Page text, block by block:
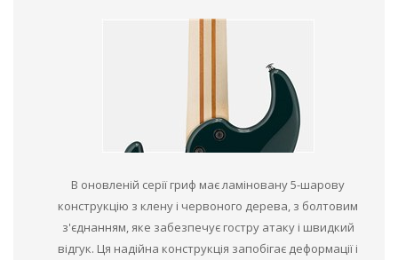
В оновленій серії гриф має ламіновану 5-шарову
конструкцію з клену і червоного дерева, з болтовим
з'єднанням, яке забезпечує гостру атаку і швидкий
відгук. Ця надійна конструкція запобігає деформації і